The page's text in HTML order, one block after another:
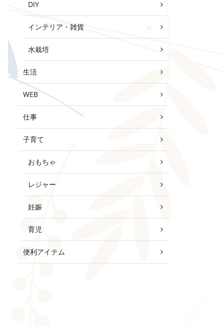
DIY
インテリア・雑貨
水栽培
生活
WEB
仕事
子育て
おもちゃ
レジャー
妊娠
育児
便利アイテム